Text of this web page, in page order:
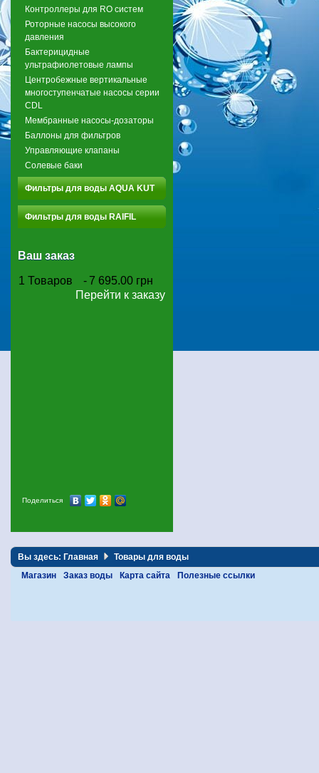
Контроллеры для RO систем
Роторные насосы высокого
давления
Бактерицидные
ультрафиолетовые лампы
Центробежные вертикальные
многоступенчатые насосы серии
CDL
Мембранные насосы-дозаторы
Баллоны для фильтров
Управляющие клапаны
Солевые баки
Фильтры для воды AQUA KUT
Фильтры для воды RAIFIL
Ваш заказ
1 Товаров -7 695.00 грн
Перейти к заказу
Поделиться
Вы здесь: Главная
Товары для воды
Магазин
Заказ воды Карта сайта Полезные ссылки